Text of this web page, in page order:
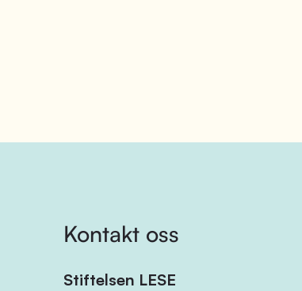
Kontakt oss
Stiftelsen LESE